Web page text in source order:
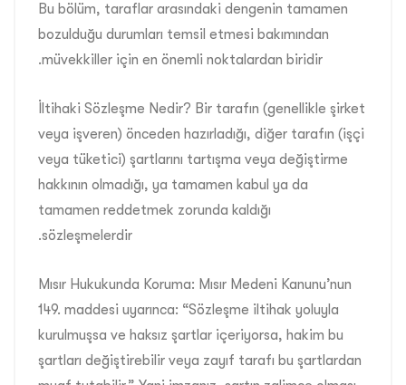
Bu bölüm, taraflar arasındaki dengenin tamamen
bozulduğu durumları temsil etmesi bakımından
müvekkiller için en önemli noktalardan biridir.
İltihaki Sözleşme Nedir? Bir tarafın (genellikle şirket
veya işveren) önceden hazırladığı, diğer tarafın (işçi
veya tüketici) şartlarını tartışma veya değiştirme
hakkının olmadığı, ya tamamen kabul ya da
tamamen reddetmek zorunda kaldığı
sözleşmelerdir.
Mısır Hukukunda Koruma: Mısır Medeni Kanunu’nun
149. maddesi uyarınca: “Sözleşme iltihak yoluyla
kurulmuşsa ve haksız şartlar içeriyorsa, hakim bu
şartları değiştirebilir veya zayıf tarafı bu şartlardan